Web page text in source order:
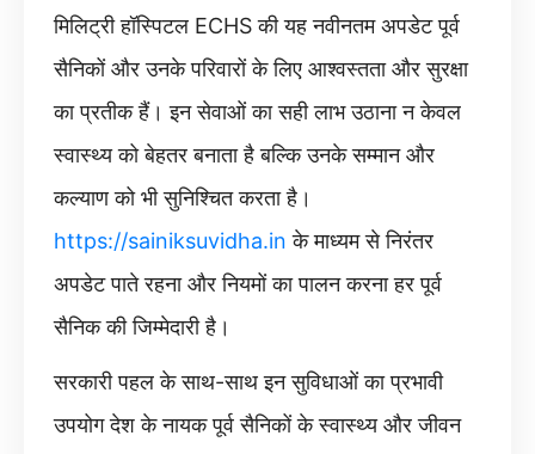
मिलिट्री हॉस्पिटल ECHS की यह नवीनतम अपडेट पूर्व
सैनिकों और उनके परिवारों के लिए आश्वस्तता और सुरक्षा
का प्रतीक हैं। इन सेवाओं का सही लाभ उठाना न केवल
स्वास्थ्य को बेहतर बनाता है बल्कि उनके सम्मान और
कल्याण को भी सुनिश्चित करता है।
https://sainiksuvidha.in के माध्यम से निरंतर
अपडेट पाते रहना और नियमों का पालन करना हर पूर्व
सैनिक की जिम्मेदारी है।
सरकारी पहल के साथ-साथ इन सुविधाओं का प्रभावी
उपयोग देश के नायक पूर्व सैनिकों के स्वास्थ्य और जीवन